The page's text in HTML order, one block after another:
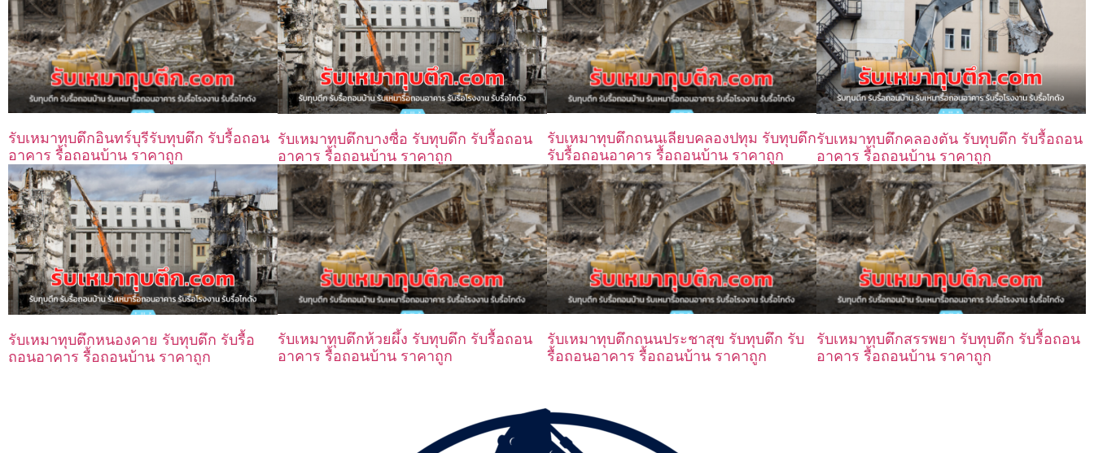
รับเหมาทุบตึกอินทร์บุรีรับทุบตึก รับรื้อถอน
อาคาร รื้อถอนบ้าน ราคาถูก
รับเหมาทุบตึกบางซื่อ รับทุบตึก รับรื้อถอน
อาคาร รื้อถอนบ้าน ราคาถูก
รับเหมาทุบตึกถนนเลียบคลองปทุม รับทุบตึก
รับรื้อถอนอาคาร รื้อถอนบ้าน ราคาถูก
รับเหมาทุบตึกคลองตัน รับทุบตึก รับรื้อถอน
อาคาร รื้อถอนบ้าน ราคาถูก
รับเหมาทุบตึกหนองคาย รับทุบตึก รับรื้อ
ถอนอาคาร รื้อถอนบ้าน ราคาถูก
รับเหมาทุบตึกห้วยผึ้ง รับทุบตึก รับรื้อถอน
อาคาร รื้อถอนบ้าน ราคาถูก
รับเหมาทุบตึกถนนประชาสุข รับทุบตึก รับ
รื้อถอนอาคาร รื้อถอนบ้าน ราคาถูก
รับเหมาทุบตึกสรรพยา รับทุบตึก รับรื้อถอน
อาคาร รื้อถอนบ้าน ราคาถูก